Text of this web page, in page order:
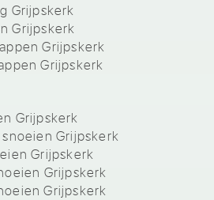
Grijpskerk
Grijpskerk
Grijpskerk
Grijpskerk
Grijpskerk
Grijpskerk
Grijpskerk
Grijpskerk
Grijpskerk